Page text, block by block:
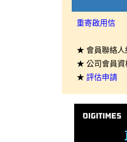
重寄啟用信
★ 會員聯絡人
★ 公司會員資
★ 評估申請